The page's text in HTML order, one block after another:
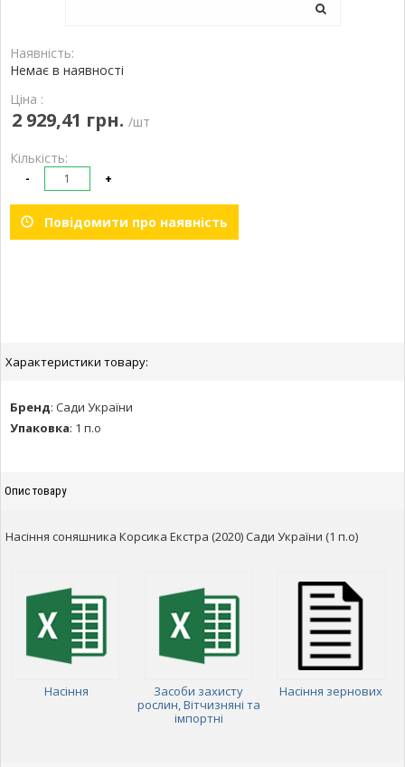
Наявність:
Немає в наявності
Ціна :
2 929,41 грн. /шт
Кількість:
- +
Повідомити про наявність
Характеристики товару:
Бренд: Сади України
Упаковка: 1 п.о
Опис товару
Насіння соняшника Корсика Екстра (2020) Сади України (1 п.о)
Насіння
Засоби захисту
рослин, Вітчизняні та
імпортні
Насіння зернових